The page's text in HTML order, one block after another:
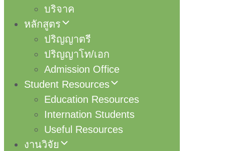
บริจาค
หลักสูตร
ปริญญาตรี
ปริญญาโท/เอก
Admission Office
Student Resources
Education Resources
Internation Students
Useful Resources
งานวิจัย